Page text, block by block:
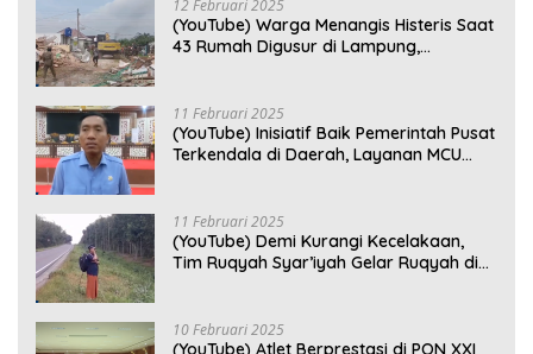
12 Februari 2025
(YouTube) Warga Menangis Histeris Saat
43 Rumah Digusur di Lampung,
11 Februari 2025
(YouTube) Inisiatif Baik Pemerintah Pusat
Terkendala di Daerah, Layanan MCU
11 Februari 2025
(YouTube) Demi Kurangi Kecelakaan,
Tim Ruqyah Syar’iyah Gelar Ruqyah di
10 Februari 2025
(YouTube) Atlet Berprestasi di PON XXI